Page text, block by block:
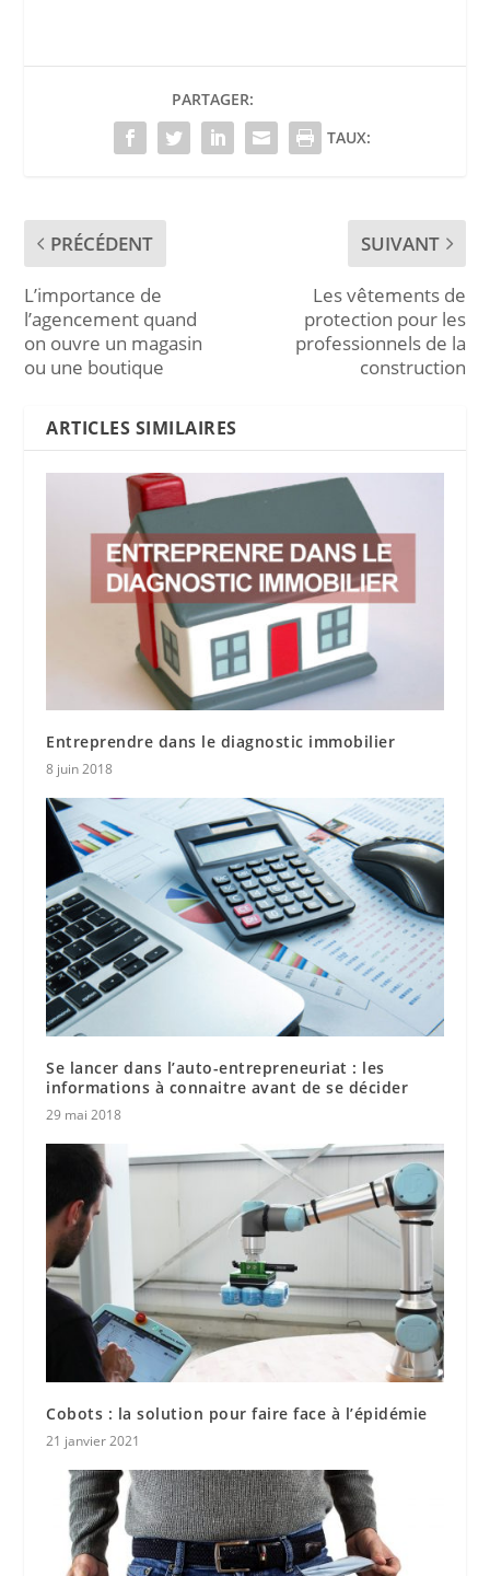
PARTAGER:
TAUX:
PRÉCÉDENT
L’importance de
l’agencement quand
on ouvre un magasin
ou une boutique
SUIVANT
Les vêtements de
protection pour les
professionnels de la
construction
ARTICLES SIMILAIRES
Entreprendre dans le diagnostic immobilier
8 juin 2018
Se lancer dans l’auto-entrepreneuriat : les
informations à connaitre avant de se décider
29 mai 2018
Cobots : la solution pour faire face à l’épidémie
21 janvier 2021